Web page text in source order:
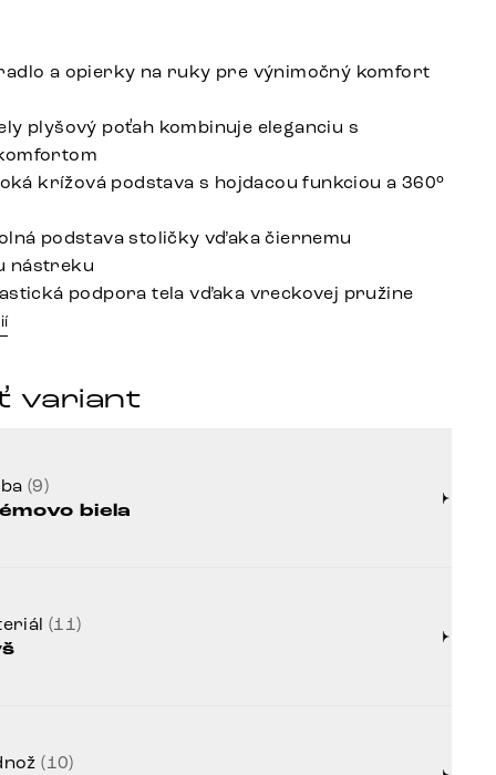
a opierky na ruky pre výnimočný komfort
plyšový poťah kombinuje eleganciu s
krížová podstava s hojdacou funkciou a 360°
podstava stoličky vďaka čiernemu
nástreku
podpora tela vďaka vreckovej pružine
variant
(9)
biela
(11)
(10)